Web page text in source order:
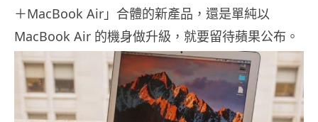
＋MacBook Air」合體的新產品，還是單純以
MacBook Air 的機身做升級，就要留待蘋果公布。